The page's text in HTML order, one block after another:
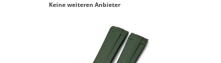
Keine weiteren Anbieter